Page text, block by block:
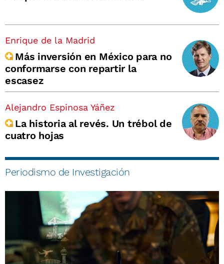
Enrique de la Madrid
Más inversión en México para no
conformarse con repartir la
escasez
Alejandro Espinosa Yáñez
La historia al revés. Un trébol de
cuatro hojas
Periodismo de Investigación